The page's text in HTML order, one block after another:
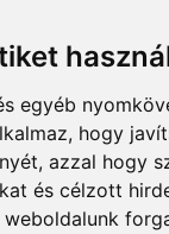
egyéb
hogy
azzal hogy
és célzott
weboldalunk